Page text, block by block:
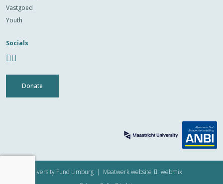
Vastgoed
Youth
Socials
Donate
© 2026 University Fund Limburg | Maatwerk website
webmix